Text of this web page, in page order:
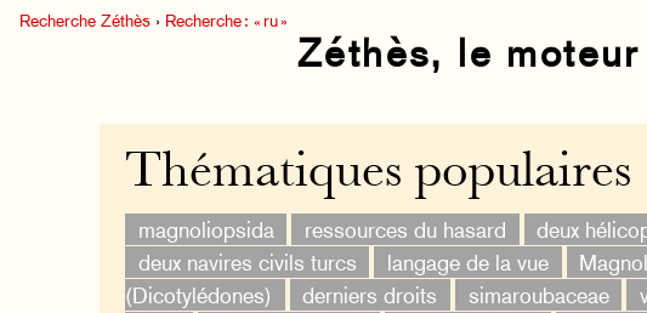
Recherche Zéthès › Recherche : « ru »
Zéthès, le
Thématiques populaires
magnoliopsida ressources du hasard
deux
deux navires civils turcs
langage de la vue
(Dicotylédones)
derniers droits simaroubaceae